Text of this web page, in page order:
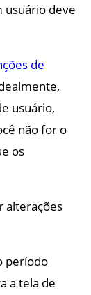
usuário deve
de
usuário,
não for o
os
alterações
período
a tela de